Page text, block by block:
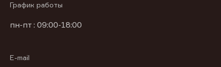
График работы
пн-пт : 09:00-18:00
E-mail